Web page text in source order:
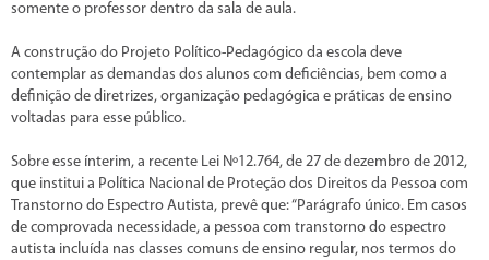
somente o professor dentro da sala de aula.
A construção do Projeto Político-Pedagógico da escola deve
contemplar as demandas dos alunos com deficiências, bem como a
definição de diretrizes, organização pedagógica e práticas de ensino
voltadas para esse público.
Sobre esse ínterim, a recente Lei Nº12.764, de 27 de dezembro de 2012,
que institui a Política Nacional de Proteção dos Direitos da Pessoa com
Transtorno do Espectro Autista, prevê que: “Parágrafo único. Em casos
de comprovada necessidade, a pessoa com transtorno do espectro
autista incluída nas classes comuns de ensino regular, nos termos do